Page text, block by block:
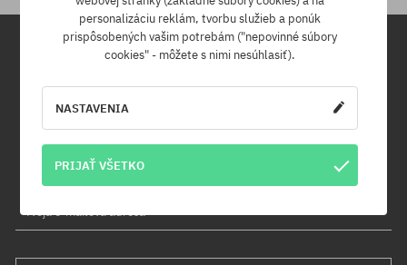
Newsletter
Navyše získaš zľavový kód -5 % na celú objednávku!
Tvoja e-mailová adresa
personalizáciu reklám, tvorbu služieb a ponúk
prispôsobených vašim potrebám ("nepovinné súbory
cookies" - môžete s nimi nesúhlasiť).
NASTAVENIA
PRIJAŤ VŠETKO